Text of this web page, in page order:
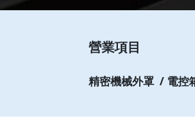
營業項目
精密機械外罩 / 電控